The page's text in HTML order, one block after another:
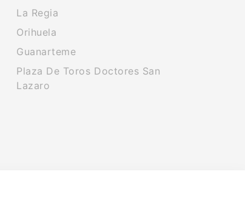
La Regia
Orihuela
Guanarteme
Plaza De Toros Doctores San
Lazaro